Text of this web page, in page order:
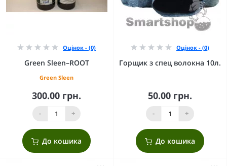
Оцінок - (0)
Green Sleen–ROOT
Green Sleen
300.00 грн.
- +
До кошика
Оцінок - (0)
Горщик з спец волокна 10л.
50.00 грн.
- +
До кошика